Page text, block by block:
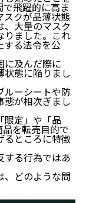
飛躍的に高ま
スクが品薄状態
、大量のマスク
りました。これ
する法令を公
に及んだ際に
状態に陥りまし
ルーシートや防
態が相次ぎまし
限定」や「品
を転売目的で
るところに特徴
する行為ではあ
、どのような問